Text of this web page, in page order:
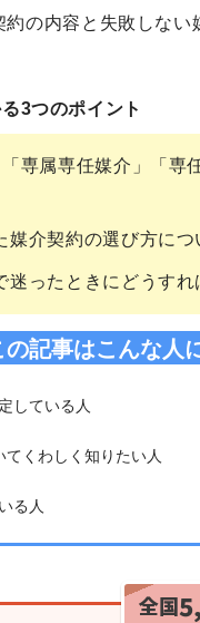
の内容と失敗しな
3つのポイント
専属専任媒介」「専
媒介契約の選び方につ
迷ったときにどうす
の記事はこんな人
している人
くわしく知りたい人
る人